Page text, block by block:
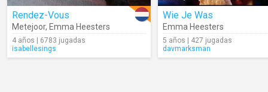
Rendez-Vous
Metejoor, Emma Heesters
4 años | 6783 jugadas
isabellesings
Wie Je Was
Emma Heesters
5 años | 427 jugadas
davmarksman